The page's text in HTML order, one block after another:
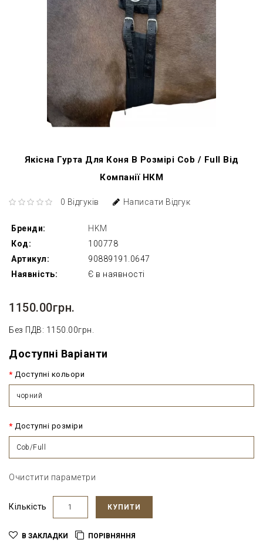
Якісна Гурта Для Коня В Розмірі Cob / Full Від
Компанії НКМ
0 Відгуків Написати Відгук
Бренди:
HKM
Код:
100778
Артикул:
90889191.0647
Наявність:
Є в наявності
1150.00грн.
Без ПДВ: 1150.00грн.
Доступні Варіанти
Доступні кольори
чорний
Доступні розміри
Cob/Full
Очистити параметри
Кількість КУПИТИ
В ЗАКЛАДКИ ПОРІВНЯННЯ